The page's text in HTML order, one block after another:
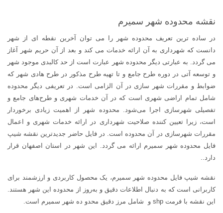
نقشه محدوده شهر سميرم
در ساده ترین تعریف محدوده شهر را می توان آخرین نقطه ای از شهر
دانست که شهرداری به آن ارائه خدمات می کند و بعد از آن حریم شهر آغاز
می گردد. به عبارتی دیگر محدوده شهر عبارت است از حد کالبدی موجود شهر
و توسعه آتی در دوره طرح جامع و تا تهیه طرح مذکور در طرح هادی شهر که
ضوابط و مقررات شهر سازی در آن الزامی است. در تعریفی دیگر محدوده
شامل تمام اراضی شهری است که در آن خدمات شهری و طرح‌های جامع و
تفصیلی شهرسازی اجرا می‌شود. محدوده شهر از اهمیت زیادی برخوردار
است، زیرا تعیین کننده صلاحیت شهرداری در ارائه خدمات شهری و اعمال
مقررات شهرسازی در آن محدوده است. در فایل حاضر جدیدترین نقشه شیپ
فایل محدوده شهر سميرم ارائه می گردد. این شهر در استان اصفهان قرار
دارد..
نقشه شیپ فایل محدوده شهر سميرم، یک محصول کاربردی و ارزشمند برای
کاربرانی است که به دنبال اطلاعات دقیق و به‌روز از محدوده این شهر هستند.
این نقشه با فرمت shp و شامل مرز دقیق محدو ده شهر سميرم است.